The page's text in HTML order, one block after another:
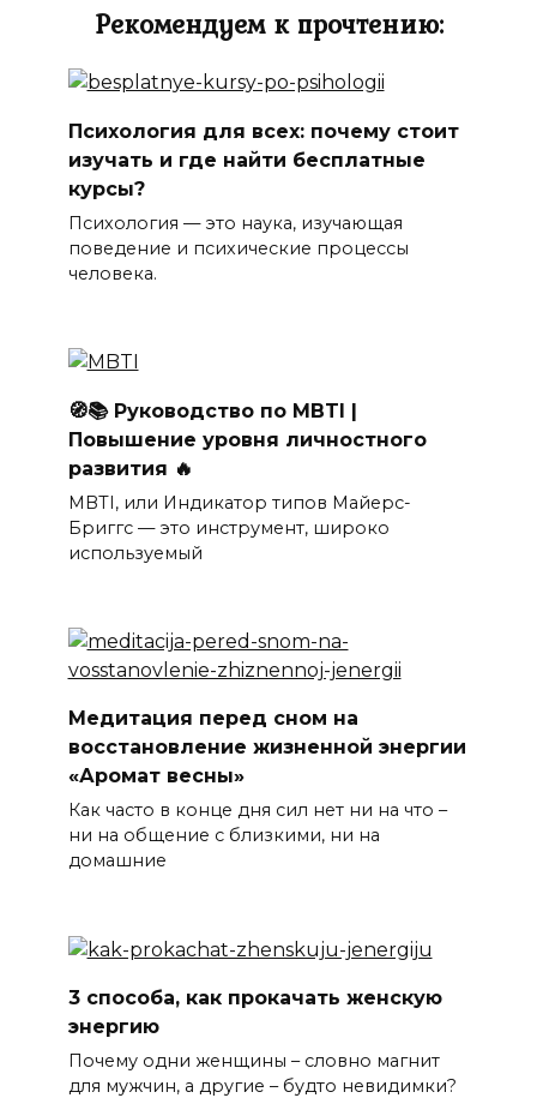
Рекомендуем к прочтению:
Психология для всех: почему стоит
изучать и где найти бесплатные
курсы?
Психология — это наука, изучающая
поведение и психические процессы
человека.
🧭📚 Руководство по MBTI |
Повышение уровня личностного
развития 🔥
MBTI, или Индикатор типов Майерс-
Бриггс — это инструмент, широко
используемый
Медитация перед сном на
восстановление жизненной энергии
«Аромат весны»
Как часто в конце дня сил нет ни на что –
ни на общение с близкими, ни на
домашние
3 способа, как прокачать женскую
энергию
Почему одни женщины – словно магнит
для мужчин, а другие – будто невидимки?